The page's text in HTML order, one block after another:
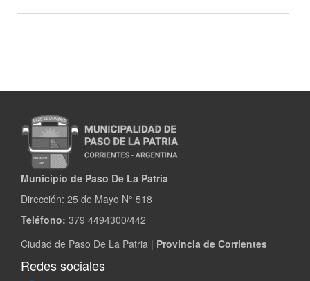
Municipio de Paso De La Patria
Dirección: 25 de Mayo N° 518
Teléfono: 379 4494300/442
Ciudad de Paso De La Patria | Provincia de Corrientes
Redes sociales